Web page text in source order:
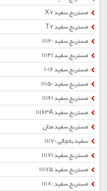
مستربچ سفید X7
مستربچ سفید T7
مستربچ سفید 11120
مستربچ سفید 11141
مستربچ سفید 1016
مستربچ سفید 11150
مستربچ سفید 11161
مستربچ سفید 11163A
مستربچ سفید متان
سفید یخچالی 11170
مستربچ سفید 11171
مستربچ سفید 11175
مستربچ سفید 11180